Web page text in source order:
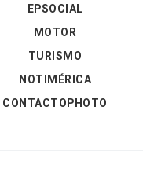
EPSOCIAL
MOTOR
TURISMO
NOTIMÉRICA
CONTACTOPHOTO